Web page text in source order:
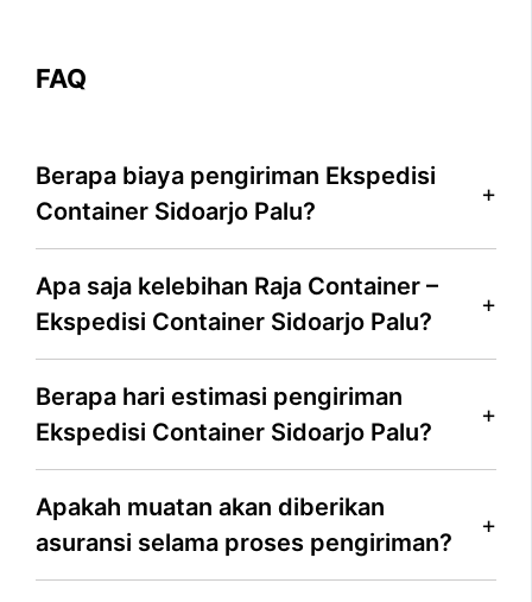
FAQ
Berapa biaya pengiriman Ekspedisi
Container Sidoarjo Palu?
Apa saja kelebihan Raja Container –
Ekspedisi Container Sidoarjo Palu?
Berapa hari estimasi pengiriman
Ekspedisi Container Sidoarjo Palu?
Apakah muatan akan diberikan
asuransi selama proses pengiriman?